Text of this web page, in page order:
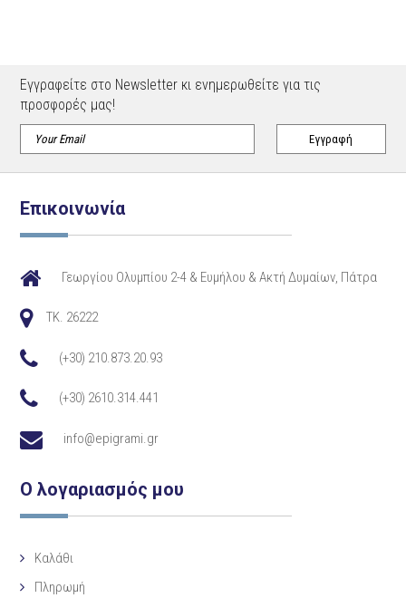
Εγγραφείτε στο Newsletter κι ενημερωθείτε για τις
προσφορές μας!
Επικοινωνία
Γεωργίου Ολυμπίου 2-4 & Ευμήλου & Ακτή Δυμαίων, Πάτρα
TK. 26222
(+30) 210.873.20.93
(+30) 2610.314.441
info@epigrami.gr
Ο λογαριασμός μου
Καλάθι
Πληρωμή